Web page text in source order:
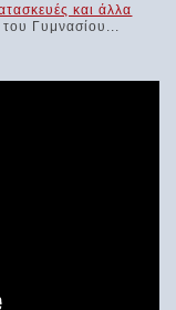
και άλλα
Γυμνασίου...